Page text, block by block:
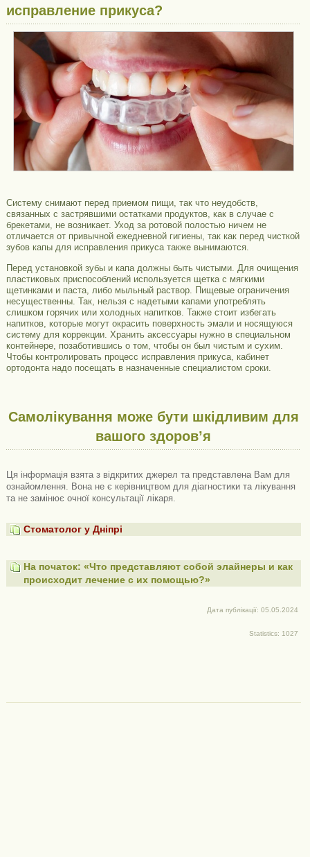
исправление прикуса?
Систему снимают перед приемом пищи, так что неудобств,
связанных с застрявшими остатками продуктов, как в случае с
брекетами, не возникает. Уход за ротовой полостью ничем не
отличается от привычной ежедневной гигиены, так как перед чисткой
зубов капы для исправления прикуса также вынимаются.
Перед установкой зубы и капа должны быть чистыми. Для очищения
пластиковых приспособлений используется щетка с мягкими
щетинками и паста, либо мыльный раствор. Пищевые ограничения
несущественны. Так, нельзя с надетыми капами употреблять
слишком горячих или холодных напитков. Также стоит избегать
напитков, которые могут окрасить поверхность эмали и носящуюся
систему для коррекции. Хранить аксессуары нужно в специальном
контейнере, позаботившись о том, чтобы он был чистым и сухим.
Чтобы контролировать процесс исправления прикуса, кабинет
ортодонта надо посещать в назначенные специалистом сроки.
Самолікування може бути шкідливим для
вашого здоров’я
Ця інформація взята з відкритих джерел та представлена ​​Вам для
ознайомлення. Вона не є керівництвом для діагностики та лікування
та не замінює очної консультації лікаря.
Стоматолог у Дніпрі
На початок: «Что представляют собой элайнеры и как
происходит лечение с их помощью?»
Дата публікації: 05.05.2024
Statistics: 1027